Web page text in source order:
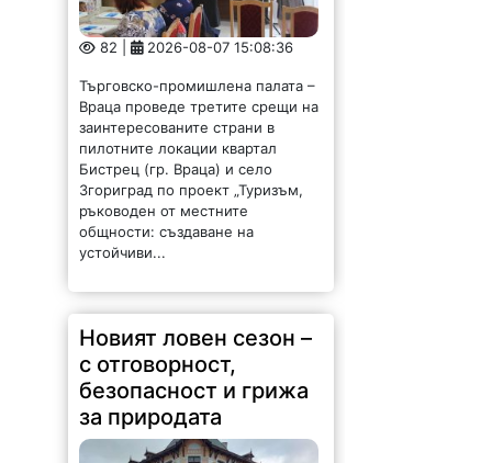
82 | 2026-08-07 15:08:36
Търговско-промишлена палата –
Враца проведе третите срещи на
заинтересованите страни в
пилотните локации квартал
Бистрец (гр. Враца) и село
Згориград по проект „Туризъм,
ръководен от местните
общности: създаване на
устойчиви...
Новият ловен сезон –
с отговорност,
безопасност и грижа
за природата